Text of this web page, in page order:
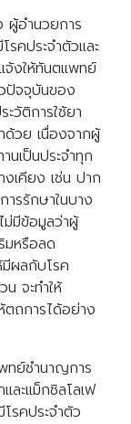
อำนวยการ
คประจำตัวและ
จ้งให้ทันตแพทย์
ปัจจุบันของ
วัติการใช้ยา
ด้วย เนื่องจากผู้
นเป็นประจำทุก
เคียง เช่น ปาก
รรักษาในบาง
มีข้อมูลว่าผู้
มหรือลด
ผลกับโรค
จะทำให้
ตถการได้อย่าง
ย์ชำนาญการ
ละแม็กซิลโลเฟ
รคประจำตัว